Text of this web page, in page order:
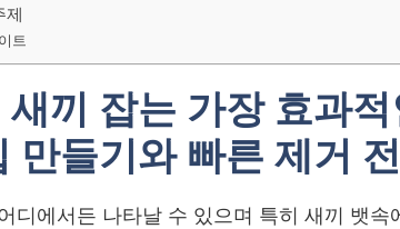
제
트
끼 잡는 가장 효과
만들기와 빠른 제거
디에서든 나타날 수 있으며 특히 새끼 뱃속